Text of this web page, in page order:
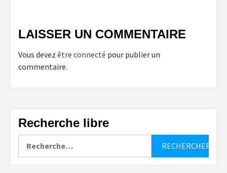
LAISSER UN COMMENTAIRE
Vous devez être connecté pour publier un
commentaire.
Recherche libre